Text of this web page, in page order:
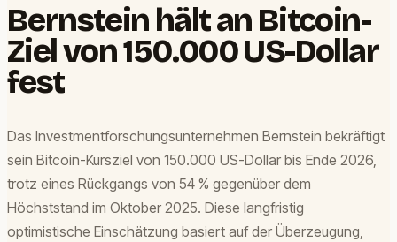
Bernstein hält an Bitcoin-
Ziel von 150.000 US-Dollar
fest
Das Investmentforschungsunternehmen Bernstein bekräftigt
sein Bitcoin-Kursziel von 150.000 US-Dollar bis Ende 2026,
trotz eines Rückgangs von 54 % gegenüber dem
Höchststand im Oktober 2025. Diese langfristig
optimistische Einschätzung basiert auf der Überzeugung,